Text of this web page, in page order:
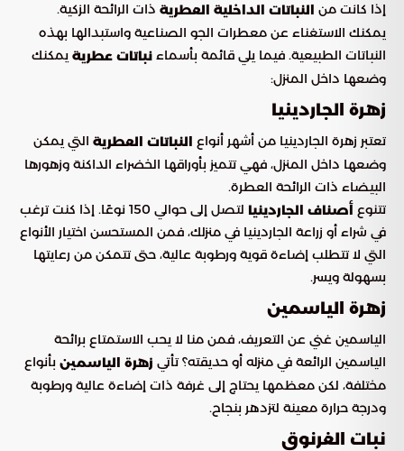
إذا كانت من النباتات الداخلية العطرية ذات الرائحة الزكية.
يمكنك الاستغناء عن معطرات الجو الصناعية واستبدالها بهذه
النباتات الطبيعية. فيما يلي قائمة بأسماء نباتات عطرية يمكنك
وضعها داخل المنزل:
زهرة الجاردينيا
تعتبر زهرة الجاردينيا من أشهر أنواع النباتات العطرية التي يمكن
وضعها داخل المنزل، فهي تتميز بأوراقها الخضراء الداكنة وزهورها
البيضاء ذات الرائحة العطرة.
تتنوع أصناف الجاردينيا
لتصل إلى حوالي 150 نوعًا. إذا كنت ترغب
في شراء أو زراعة الجاردينيا في منزلك، فمن المستحسن اختيار الأنواع
التي لا تتطلب إضاءة قوية ورطوبة عالية، حتى تتمكن من رعايتها
بسهولة ويسر.
زهرة الياسمين
الياسمين غني عن التعريف، فمن منا لا يحب الاستمتاع برائحة
الياسمين الرائعة في منزله أو حديقته؟ تأتي زهرة الياسمين بأنواع
مختلفة، لكن معظمها يحتاج إلى غرفة ذات إضاءة عالية ورطوبة
ودرجة حرارة معينة لتزدهر بنجاح.
نبات الغرنوق